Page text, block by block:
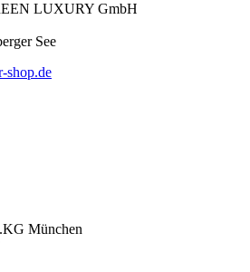
LUXURY GmbH
See
shop.de
München